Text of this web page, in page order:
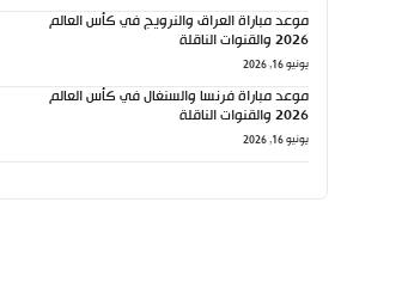
موعد مباراة العراق والنرويج في كأس العالم
2026 والقنوات الناقلة
يونيو 16, 2026
موعد مباراة فرنسا والسنغال في كأس العالم
2026 والقنوات الناقلة
يونيو 16, 2026